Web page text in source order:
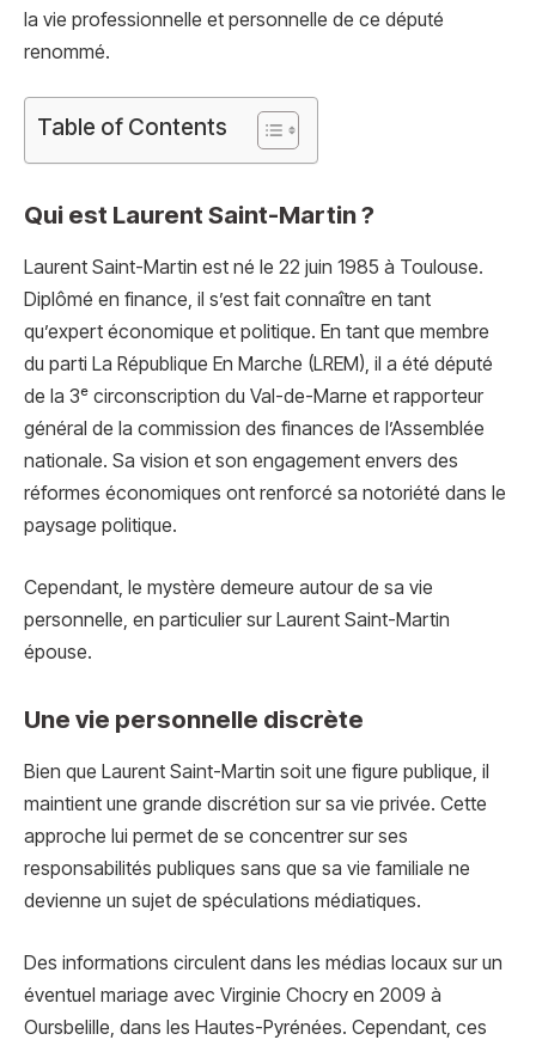
la vie professionnelle et personnelle de ce député
renommé.
Table of Contents
Qui est Laurent Saint-Martin ?
Laurent Saint-Martin est né le 22 juin 1985 à Toulouse.
Diplômé en finance, il s’est fait connaître en tant
qu’expert économique et politique. En tant que membre
du parti La République En Marche (LREM), il a été député
de la 3ᵉ circonscription du Val-de-Marne et rapporteur
général de la commission des finances de l’Assemblée
nationale. Sa vision et son engagement envers des
réformes économiques ont renforcé sa notoriété dans le
paysage politique.
Cependant, le mystère demeure autour de sa vie
personnelle, en particulier sur Laurent Saint-Martin
épouse.
Une vie personnelle discrète
Bien que Laurent Saint-Martin soit une figure publique, il
maintient une grande discrétion sur sa vie privée. Cette
approche lui permet de se concentrer sur ses
responsabilités publiques sans que sa vie familiale ne
devienne un sujet de spéculations médiatiques.
Des informations circulent dans les médias locaux sur un
éventuel mariage avec Virginie Chocry en 2009 à
Oursbelille, dans les Hautes-Pyrénées. Cependant, ces